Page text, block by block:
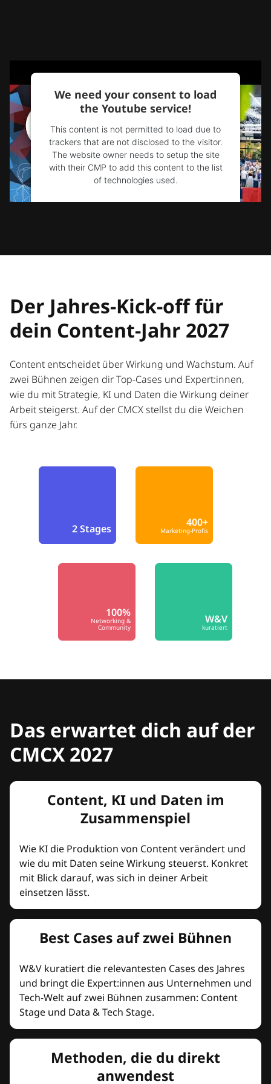
We need your consent to load
the Youtube service!
This content is not permitted to load due to
trackers that are not disclosed to the visitor.
The website owner needs to setup the site
with their CMP to add this content to the list
of technologies used.
Powered byUsercentrics Consent
Der Jahres-Kick-off für
dein Content-Jahr 2027
Content entscheidet über Wirkung und Wachstum. Auf
zwei Bühnen zeigen dir Top-Cases und Expert:innen,
wie du mit Strategie, KI und Daten die Wirkung deiner
Arbeit steigerst. Auf der CMCX stellst du die Weichen
fürs ganze Jahr.
2 Stages 400+
Marketing-Profis
100%
Networking &
Community
W&V
kuratiert
Das erwartet dich auf der
CMCX 2027
Content, KI und Daten im
Zusammenspiel
Wie KI die Produktion von Content verändert und
wie du mit Daten seine Wirkung steuerst. Konkret
mit Blick darauf, was sich in deiner Arbeit
einsetzen lässt.
Best Cases auf zwei Bühnen
W&V kuratiert die relevantesten Cases des Jahres
und bringt die Expert:innen aus Unternehmen und
Tech-Welt auf zwei Bühnen zusammen: Content
Stage und Data & Tech Stage.
Methoden, die du direkt
anwendest